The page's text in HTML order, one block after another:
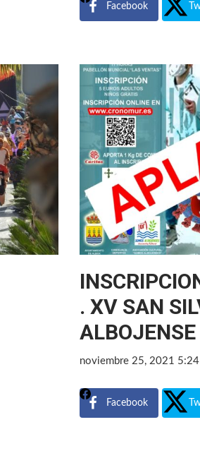
Facebook
. XV SAN
noviembre 25, 2021
Facebook